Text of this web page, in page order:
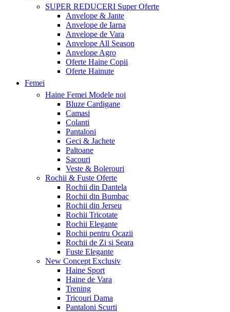
SUPER REDUCERI Super Oferte
Anvelope & Jante
Anvelope de Iarna
Anvelope de Vara
Anvelope All Season
Anvelope Agro
Oferte Haine Copii
Oferte Hainute
Femei
Haine Femei Modele noi
Bluze Cardigane
Camasi
Colanti
Pantaloni
Geci & Jachete
Paltoane
Sacouri
Veste & Bolerouri
Rochii & Fuste Oferte
Rochii din Dantela
Rochii din Bumbac
Rochii din Jerseu
Rochii Tricotate
Rochii Elegante
Rochii pentru Ocazii
Rochii de Zi si Seara
Fuste Elegante
New Concept Exclusiv
Haine Sport
Haine de Vara
Trening
Tricouri Dama
Pantaloni Scurti